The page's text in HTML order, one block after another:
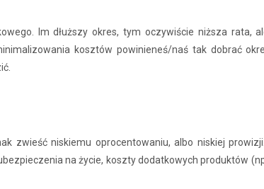
Im dłuższy okres, tym oczywiście niższa rata,
kosztów powinieneś/naś tak dobrać
zwieść niskiemu oprocentowaniu, albo niskiej
na życie, koszty dodatkowych produktów